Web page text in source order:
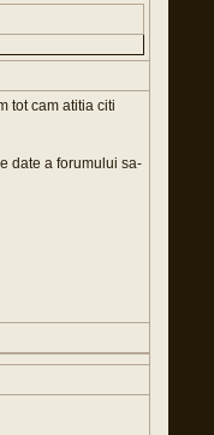
tot cam atitia citi
date a forumului sa-